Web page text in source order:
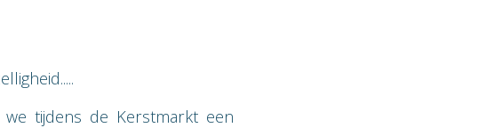
tijdens de Kerstmarkt een